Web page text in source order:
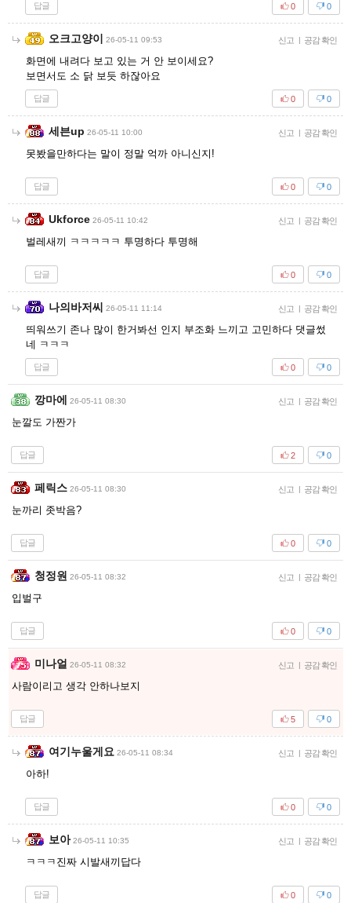
답글 0
0
오크고양이 26-05-11 09:53 신고 | 공감 확인
화면에 내려다 보고 있는 거 안 보이세요?
보면서도 소 닭 보듯 하잖아요
답글 0
0
세븐up 26-05-11 10:00 신고 | 공감 확인
못봤을만하다는 말이 정말 억까 아니신지!
답글 0
0
Ukforce 26-05-11 10:42 신고 | 공감 확인
벌레새끼 ㅋㅋㅋㅋㅋ 투명하다 투명해
답글 0
0
나의바저씨 26-05-11 11:14 신고 | 공감 확인
띄워쓰기 존나 많이 한거봐선 인지 부조화 느끼고 고민하다 댓글썼
네 ㅋㅋㅋ
답글 0
0
깡마에 26-05-11 08:30 신고 | 공감 확인
눈깔도 가짠가
답글 0
2
페릭스 26-05-11 08:30 신고 | 공감 확인
눈까리 좃박음?
답글 0
0
청정원 26-05-11 08:32 신고 | 공감 확인
입벌구
답글 0
0
미나얼 26-05-11 08:32 신고 | 공감 확인
사람이리고 생각 안하나보지
답글 0
5
여기누울게요 26-05-11 08:34 신고 | 공감 확인
아하!
답글 0
0
보아 26-05-11 10:35 신고 | 공감 확인
ㅋㅋㅋ진짜 시발새끼답다
답글 0
0